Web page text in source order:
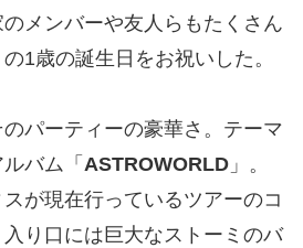
メンバーや友人らもたくさん
1歳の誕生日をお祝いした。
パーティーの豪華さ。テーマ
バム「 ASTROWORLD 」。
が現在行っているツアーのコ
り口には巨大なストーミのバ